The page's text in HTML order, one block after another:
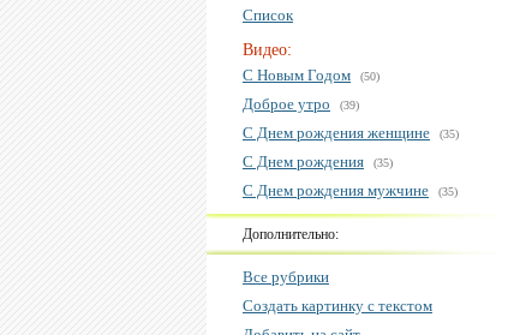
Список
Видео:
С Новым Годом
(50)
Доброе утро (39)
С Днем рождения женщине (35)
С Днем рождения (35)
С Днем рождения мужчине (35)
Дополнительно:
Все рубрики
Создать картинку с текстом